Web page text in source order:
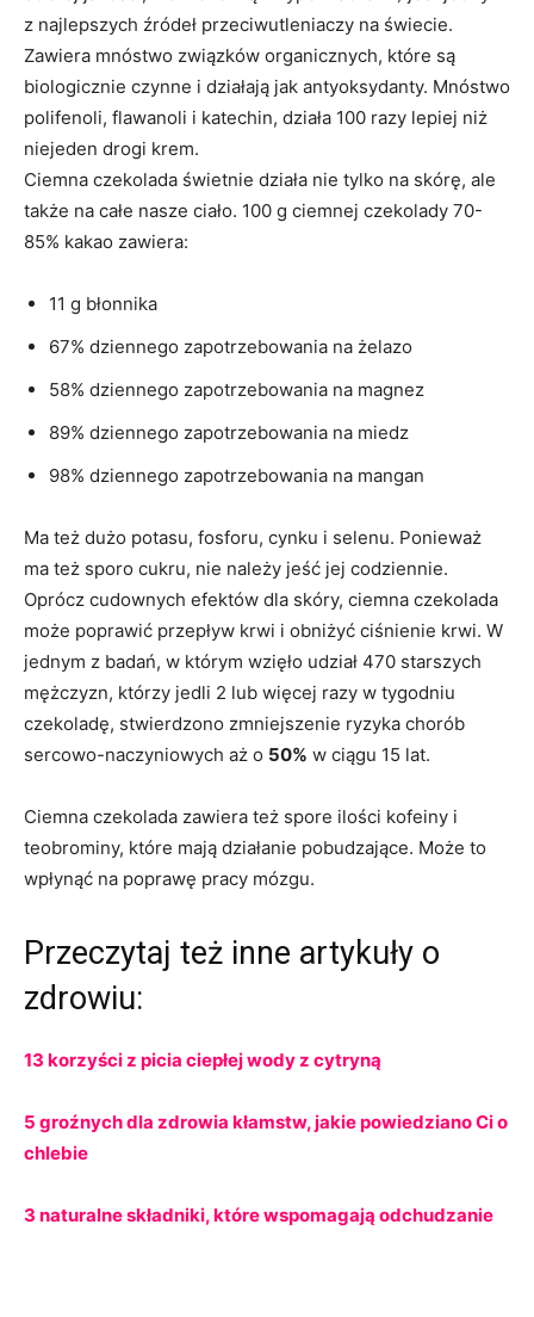
z najlepszych źródeł przeciwutleniaczy na świecie.
Zawiera mnóstwo związków organicznych, które są
biologicznie czynne i działają jak antyoksydanty. Mnóstwo
polifenoli, flawanoli i katechin, działa 100 razy lepiej niż
niejeden drogi krem.
Ciemna czekolada świetnie działa nie tylko na skórę, ale
także na całe nasze ciało. 100 g ciemnej czekolady 70-
85% kakao zawiera:
11 g błonnika
67% dziennego zapotrzebowania na żelazo
58% dziennego zapotrzebowania na magnez
89% dziennego zapotrzebowania na miedz
98% dziennego zapotrzebowania na mangan
Ma też dużo potasu, fosforu, cynku i selenu. Ponieważ
ma też sporo cukru, nie należy jeść jej codziennie.
Oprócz cudownych efektów dla skóry, ciemna czekolada
może poprawić przepływ krwi i obniżyć ciśnienie krwi. W
jednym z badań, w którym wzięło udział 470 starszych
mężczyzn, którzy jedli 2 lub więcej razy w tygodniu
czekoladę, stwierdzono zmniejszenie ryzyka chorób
sercowo-naczyniowych aż o 50% w ciągu 15 lat.
Ciemna czekolada zawiera też spore ilości kofeiny i
teobrominy, które mają działanie pobudzające. Może to
wpłynąć na poprawę pracy mózgu.
Przeczytaj też inne artykuły o
zdrowiu:
13 korzyści z picia ciepłej wody z cytryną
5 groźnych dla zdrowia kłamstw, jakie powiedziano Ci o
chlebie
3 naturalne składniki, które wspomagają odchudzanie